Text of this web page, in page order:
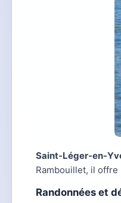
Saint-Léger-en-
Rambouillet, il
Randonnées et